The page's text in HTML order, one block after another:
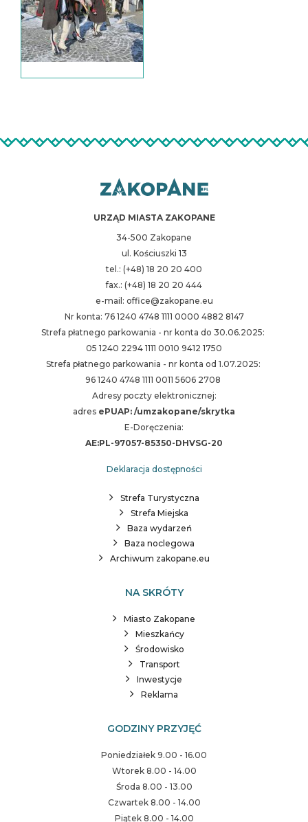
URZĄD MIASTA ZAKOPANE
34-500 Zakopane
ul. Kościuszki 13
tel.: (+48) 18 20 20 400
fax.: (+48) 18 20 20 444
e-mail: office@zakopane.eu
Nr konta: 76 1240 4748 1111 0000 4882 8147
Strefa płatnego parkowania - nr konta do 30.06.2025:
05 1240 2294 1111 0010 9412 1750
Strefa płatnego parkowania - nr konta od 1.07.2025:
96 1240 4748 1111 0011 5606 2708
Adresy poczty elektronicznej:
adres ePUAP: /umzakopane/skrytka
E-Doręczenia:
AE:PL-97057-85350-DHVSG-20
Deklaracja dostępności
Strefa Turystyczna
Strefa Miejska
Baza wydarzeń
Baza noclegowa
Archiwum zakopane.eu
NA SKRÓTY
Miasto Zakopane
Mieszkańcy
Środowisko
Transport
Inwestycje
Reklama
GODZINY PRZYJĘĆ
Poniedziałek 9.00 - 16.00
Wtorek 8.00 - 14.00
Środa 8.00 - 13.00
Czwartek 8.00 - 14.00
Piątek 8.00 - 14.00